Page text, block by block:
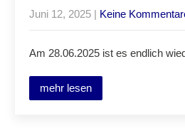
Juni 12, 2025 | Keine
Am 28.06.2025 ist es endlich
mehr lesen